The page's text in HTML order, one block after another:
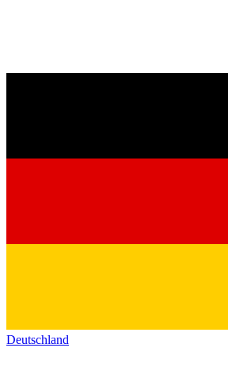
Deutschland